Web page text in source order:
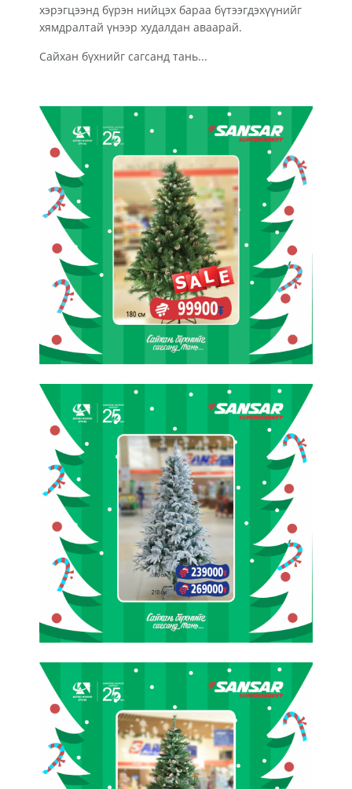
хэрэгцээнд бүрэн нийцэх бараа бүтээгдэхүүнийг
хямдралтай үнээр худалдан аваарай.
Сайхан бүхнийг сагсанд тань...